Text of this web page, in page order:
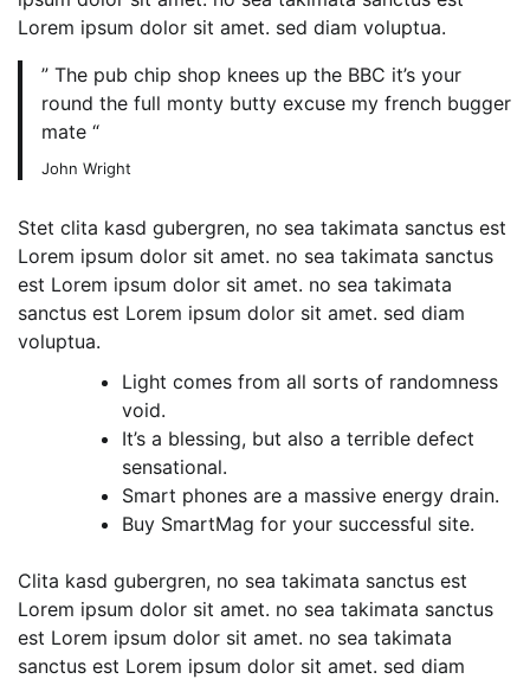
Lorem ipsum dolor sit amet. sed diam voluptua.
” The pub chip shop knees up the BBC it’s your
round the full monty butty excuse my french bugger
mate “
John Wright
Stet clita kasd gubergren, no sea takimata sanctus est
Lorem ipsum dolor sit amet. no sea takimata sanctus
est Lorem ipsum dolor sit amet. no sea takimata
sanctus est Lorem ipsum dolor sit amet. sed diam
voluptua.
Light comes from all sorts of randomness
void.
It’s a blessing, but also a terrible defect
sensational.
Smart phones are a massive energy drain.
Buy SmartMag for your successful site.
Clita kasd gubergren, no sea takimata sanctus est
Lorem ipsum dolor sit amet. no sea takimata sanctus
est Lorem ipsum dolor sit amet. no sea takimata
sanctus est Lorem ipsum dolor sit amet. sed diam